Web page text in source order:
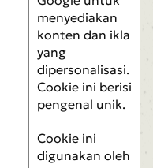
menyediakan
konten dan iklan
yang
dipersonalisasi.
Cookie ini berisi
pengenal unik.
Cookie ini
digunakan oleh